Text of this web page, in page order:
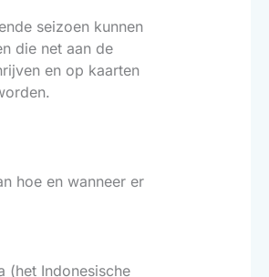
seizoen kunnen
die net aan de
en op kaarten
hoe en wanneer er
(het Indonesische